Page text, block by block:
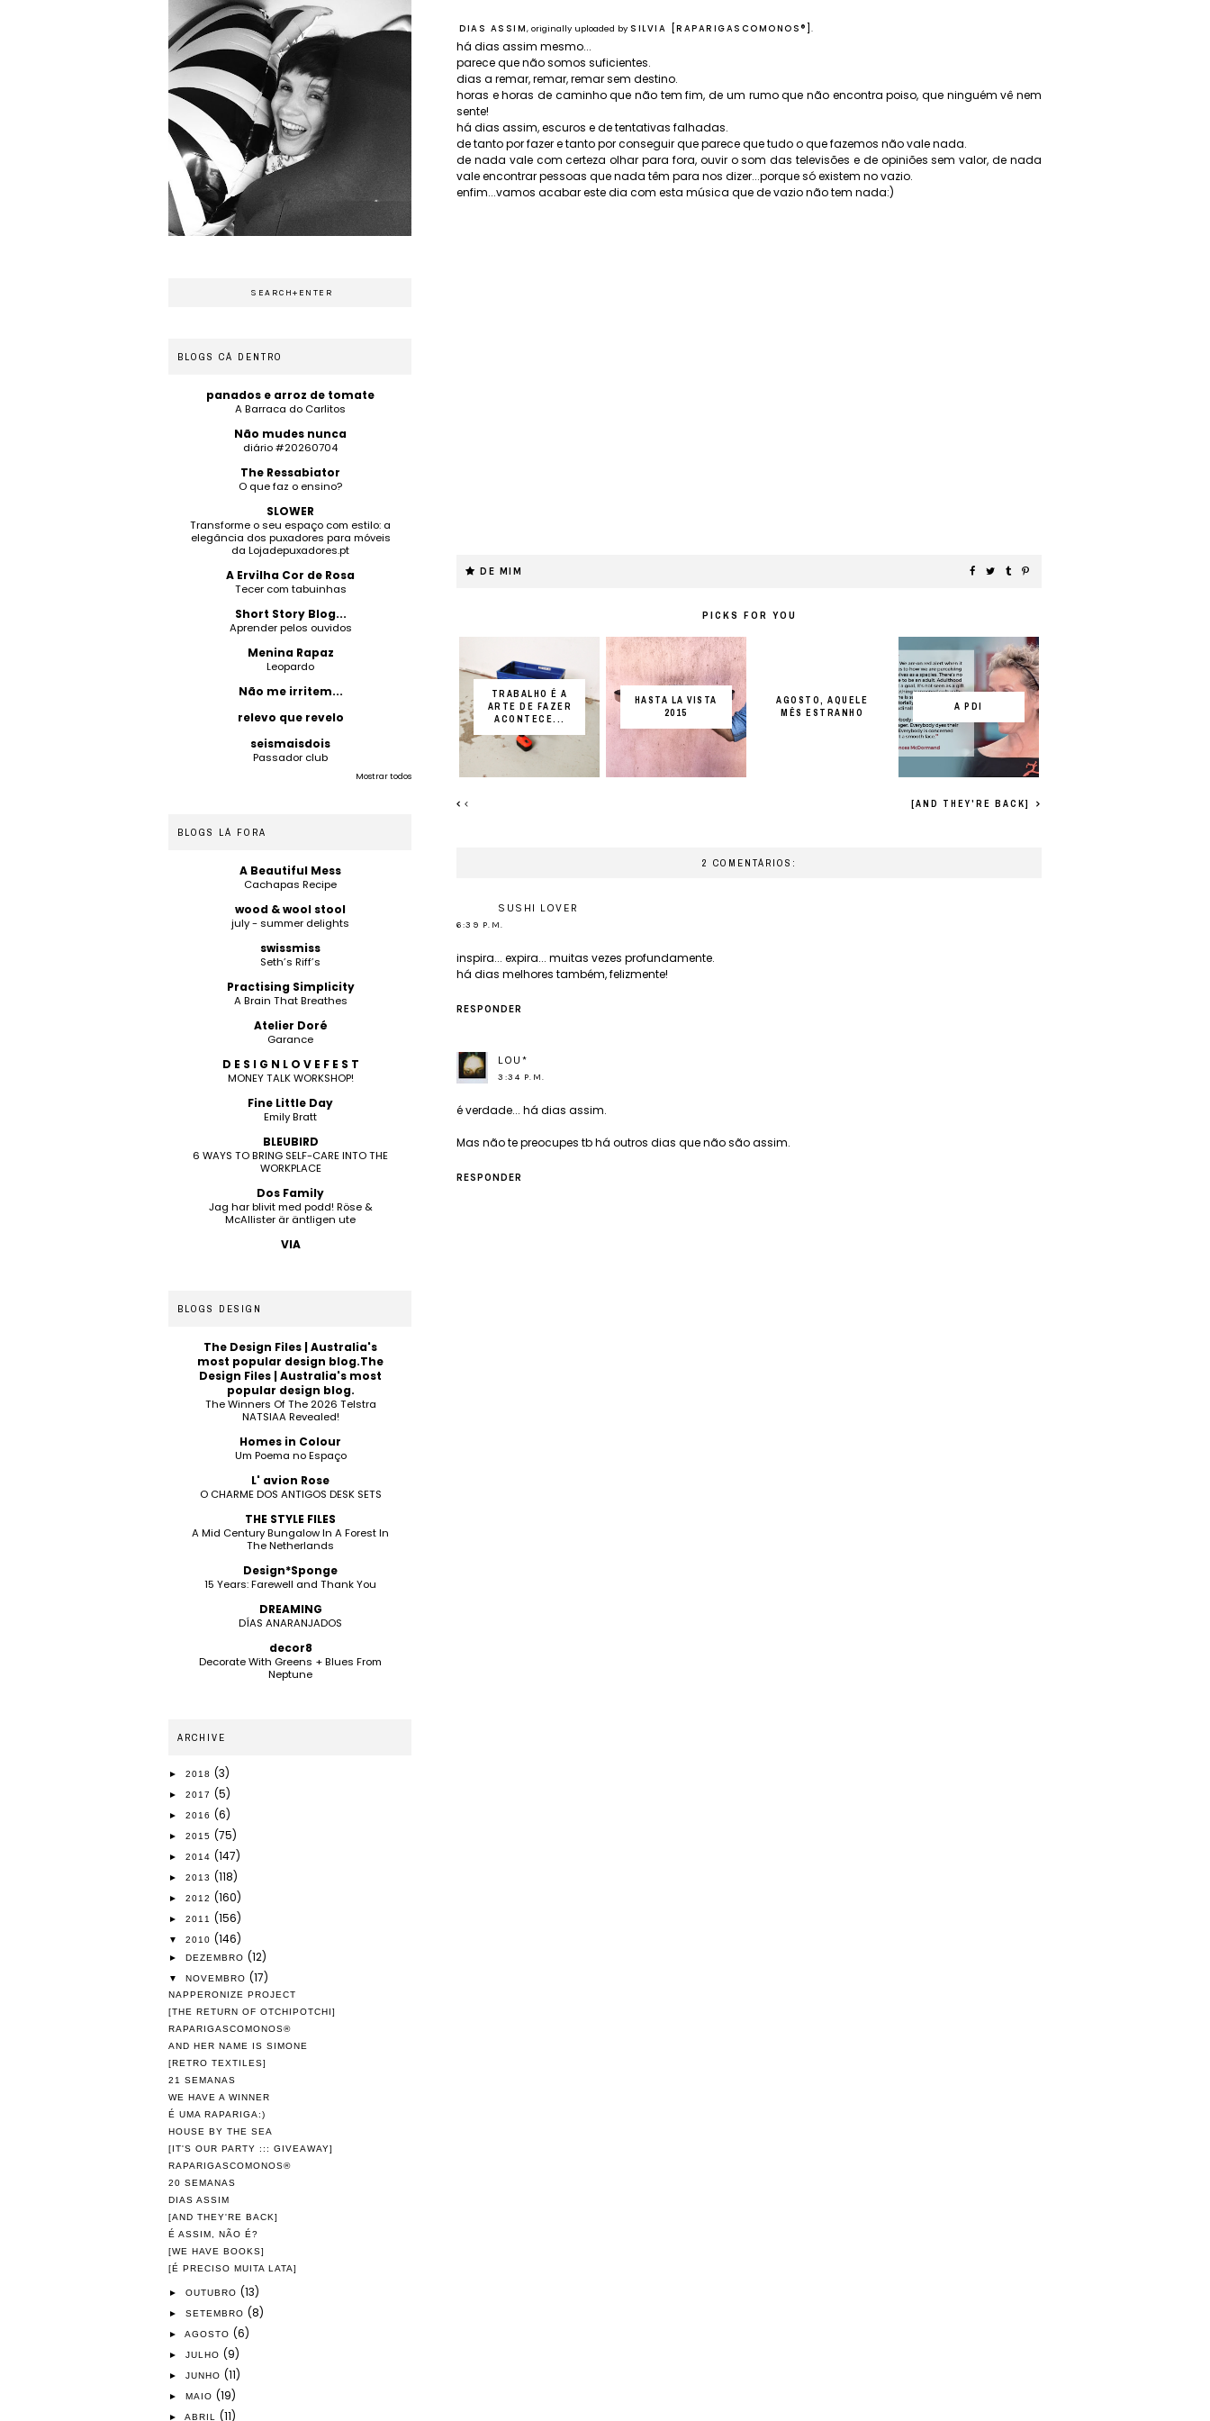
DIAS ASSIM, originally uploaded by SILVIA [RAPARIGASCOMONOS®] .
há dias assim mesmo...
parece que não somos suficientes.
dias a remar, remar, remar sem destino.
horas e horas de caminho que não tem fim, de um rumo que não encontra poiso, que ninguém vê nem
sente!
há dias assim, escuros e de tentativas falhadas.
de tanto por fazer e tanto por conseguir que parece que tudo o que fazemos não vale nada.
de nada vale com certeza olhar para fora, ouvir o som das televisões e de opiniões sem valor, de nada
vale encontrar pessoas que nada têm para nos dizer...porque só existem no vazio.
enfim...vamos acabar este dia com esta música que de vazio não tem nada:)
DE MIM
PICKS FOR YOU
TRABALHO É A
ARTE DE FAZER
ACONTECE...
HASTA LA VISTA
2015
AGOSTO, AQUELE
MÊS ESTRANHO
A PDI
[AND THEY'RE BACK]
2 COMENTÁRIOS:
SUSHI LOVER
6:39 P.M.
inspira... expira... muitas vezes profundamente.
há dias melhores também, felizmente!
RESPONDER
LOU*
3:34 P.M.
é verdade... há dias assim.
Mas não te preocupes tb há outros dias que não são assim.
RESPONDER
BLOGS CÁ DENTRO
panados e arroz de tomate
A Barraca do Carlitos
Não mudes nunca
diário #20260704
The Ressabiator
O que faz o ensino?
SLOWER
Transforme o seu espaço com estilo: a
elegância dos puxadores para móveis
da Lojadepuxadores.pt
A Ervilha Cor de Rosa
Tecer com tabuinhas
Short Story Blog...
Aprender pelos ouvidos
Menina Rapaz
Leopardo
Não me irritem...
relevo que revelo
seismaisdois
Passador club
Mostrar todos
BLOGS LÁ FORA
A Beautiful Mess
Cachapas Recipe
wood & wool stool
july - summer delights
swissmiss
Seth’s Riff’s
Practising Simplicity
A Brain That Breathes
Atelier Doré
Garance
D E S I G N L O V E F E S T
MONEY TALK WORKSHOP!
Fine Little Day
Emily Bratt
BLEUBIRD
6 WAYS TO BRING SELF-CARE INTO THE
WORKPLACE
Dos Family
Jag har blivit med podd! Röse &
McAllister är äntligen ute
VIA
BLOGS DESIGN
The Design Files | Australia's
most popular design blog.The
Design Files | Australia's most
popular design blog.
The Winners Of The 2026 Telstra
NATSIAA Revealed!
Homes in Colour
Um Poema no Espaço
L' avion Rose
O CHARME DOS ANTIGOS DESK SETS
THE STYLE FILES
A Mid Century Bungalow In A Forest In
The Netherlands
Design*Sponge
15 Years: Farewell and Thank You
DREAMING
DÍAS ANARANJADOS
decor8
Decorate With Greens + Blues From
Neptune
ARCHIVE
► 2018 (3)
► 2017 (5)
► 2016 (6)
► 2015 (75)
► 2014 (147)
► 2013 (118)
► 2012 (160)
► 2011 (156)
▼ 2010 (146)
► DEZEMBRO (12)
▼ NOVEMBRO (17)
NAPPERONIZE PROJECT
[THE RETURN OF OTCHIPOTCHI]
RAPARIGASCOMONOS®
AND HER NAME IS SIMONE
[RETRO TEXTILES]
21 SEMANAS
WE HAVE A WINNER
É UMA RAPARIGA:)
HOUSE BY THE SEA
[IT'S OUR PARTY ::: GIVEAWAY]
RAPARIGASCOMONOS®
20 SEMANAS
DIAS ASSIM
[AND THEY'RE BACK]
É ASSIM, NÃO É?
[WE HAVE BOOKS]
[É PRECISO MUITA LATA]
► OUTUBRO (13)
► SETEMBRO (8)
► AGOSTO (6)
► JULHO (9)
► JUNHO (11)
► MAIO (19)
► ABRIL (11)